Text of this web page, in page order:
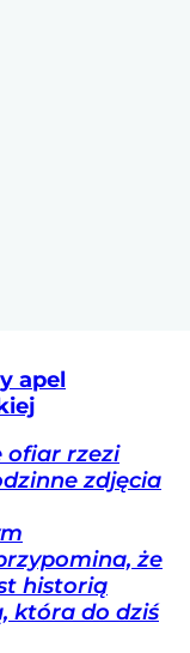
apel
ofiar rzezi
zdjęcia
że
historią
która do dziś